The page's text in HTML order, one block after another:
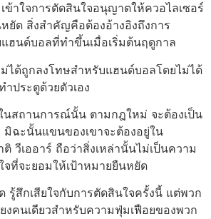
ข้าใจการตัดสินใจอนุญาตให้ควอไลเซอร์
ยัด สิ่งสำคัญคือต้องอ้างอิงถึงการ
ฮนด์บอลที่ทำขึ้นเมื่อเริ่มต้นฤดูกาล
ได้ถูกลงโทษสำหรับแฮนด์บอลโดยไม่ได้
ำประตูด้วยตัวเอง
นสถานการณ์นั้น ตามกฎใหม่ จะต้องเป็น
มิฉะนั้นแขนของเขาจะต้องอยู่ใน
วีเออาร์ ถือว่าสิ่งเหล่านั้นไม่เป็นความ
จที่จะยอมให้เป้าหมายยืนหยัด
รู้สึกเสียใจกับการตัดสินใจครั้งนี้ แต่พวก
ยงคนเดียวสำหรับความฟุ่มเฟือยของพวก